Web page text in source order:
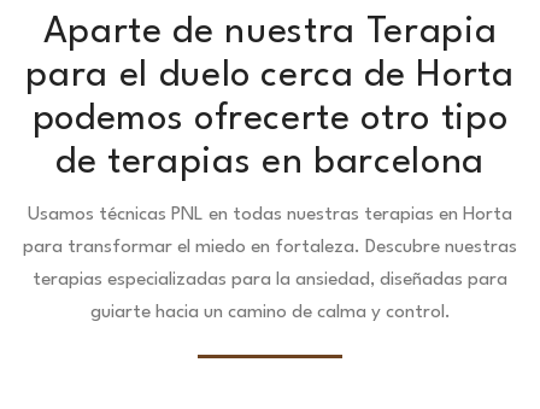
Aparte de nuestra Terapia
para el duelo cerca de Horta
podemos ofrecerte otro tipo
de terapias en barcelona
Usamos técnicas PNL en todas nuestras terapias en Horta
para transformar el miedo en fortaleza. Descubre nuestras
terapias especializadas para la ansiedad, diseñadas para
guiarte hacia un camino de calma y control.